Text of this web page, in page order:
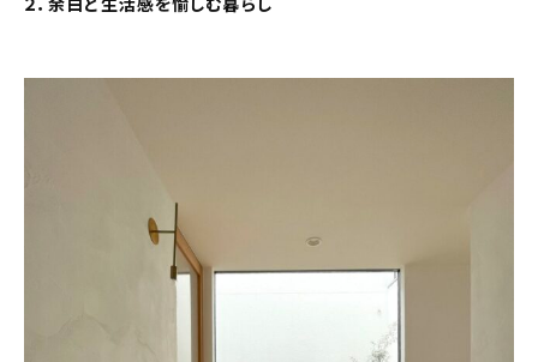
２．余白と生活感を愉しむ暮らし